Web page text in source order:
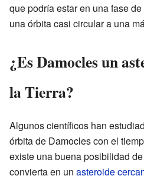
que podría estar en una fase
una órbita casi circular a una
¿Es Damocles un
la Tierra?
Algunos científicos han
órbita de Damocles con el
existe una buena posibilidad
convierta en un asteroide